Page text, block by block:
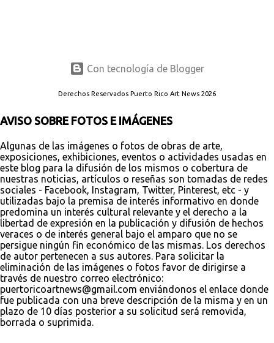
Con tecnología de Blogger
Derechos Reservados Puerto Rico Art News 2026
AVISO SOBRE FOTOS E IMÁGENES
Algunas de las imágenes o fotos de obras de arte,
exposiciones, exhibiciones, eventos o actividades usadas en
este blog para la difusión de los mismos o cobertura de
nuestras noticias, artículos o reseñas son tomadas de redes
sociales - Facebook, Instagram, Twitter, Pinterest, etc - y
utilizadas bajo la premisa de interés informativo en donde
predomina un interés cultural relevante y el derecho a la
libertad de expresión en la publicación y difusión de hechos
veraces o de interés general bajo el amparo que no se
persigue ningún fin económico de las mismas. Los derechos
de autor pertenecen a sus autores. Para solicitar la
eliminación de las imágenes o fotos favor de dirigirse a
través de nuestro correo electrónico:
puertoricoartnews@gmail.com enviándonos el enlace donde
fue publicada con una breve descripción de la misma y en un
plazo de 10 días posterior a su solicitud será removida,
borrada o suprimida.